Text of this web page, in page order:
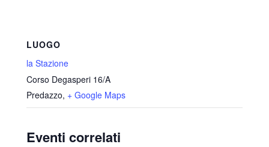
LUOGO
la Stazione
Corso Degasperi 16/A
Predazzo, + Google Maps
Eventi correlati